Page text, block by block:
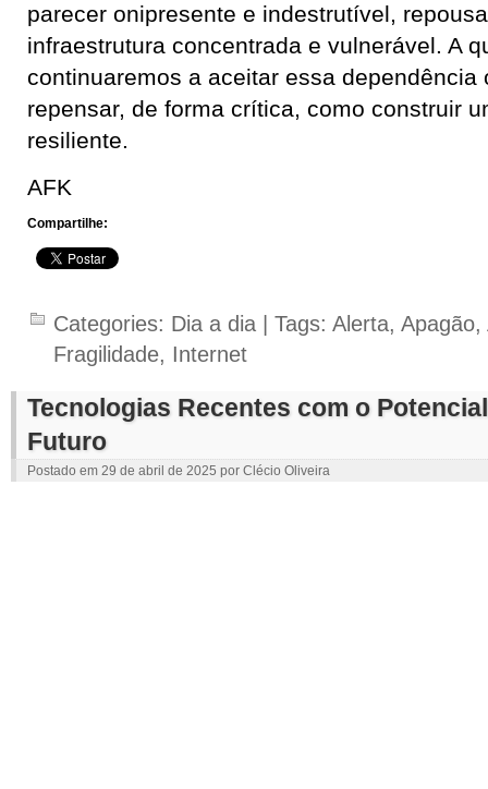
parecer onipresente e indestrutível,
infraestrutura concentrada e vulnerável. A
continuaremos a aceitar essa dependência
repensar, de forma crítica, como construir
resiliente.
AFK
Compartilhe:
Categories: Dia a dia | Tags: Alerta, Apagão,
Fragilidade, Internet
Tecnologias Recentes com o
Futuro
Postado em 29 de abril de 2025 por Clécio Oliveira